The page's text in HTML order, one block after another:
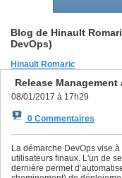
Blog de Hinault
DevOps)
Hinault Romaric
Release
08/01/2017 à 17h29
0 Commentaires
La démarche DevOps vise
utilisateurs finaux. L'un de
dernière permet